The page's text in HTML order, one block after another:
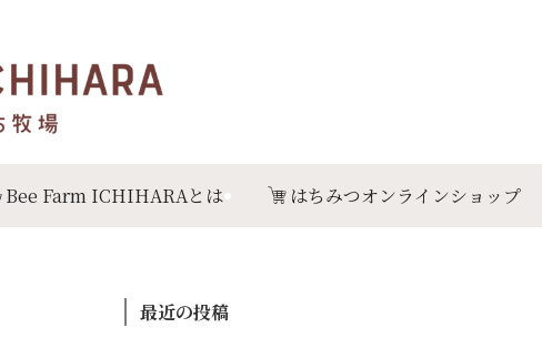
Bee Farm ICHIHARAとは はちみつオンラインショップ
最近の投稿